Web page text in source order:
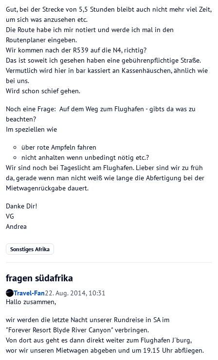
Gut, bei der Strecke von 5,5 Stunden bleibt auch nicht mehr viel Zeit,
um sich was anzusehen etc.
Die Route habe ich mir notiert und werde ich mal in den
Routenplaner eingeben.
Wir kommen nach der R539 auf die N4, richtig?
Das ist soweit ich gesehen haben eine gebührenpflichtige Straße.
Vermutlich wird hier in bar kassiert an Kassenhäuschen, ähnlich wie
bei uns.
Wird schon schief gehen.
Noch eine Frage: Auf dem Weg zum Flughafen - gibts da was zu
beachten?
Im speziellen wie
über rote Ampfeln fahren
nicht anhalten wenn unbedingt nötig etc.?
Wir sind noch bei Tageslicht am Flughafen. Lieber sind wir zu früh
da, gerade wenn man nicht weiß wie lange die Abfertigung bei der
Mietwagenrückgabe dauert.
Danke Dir!
VG
Andrea
Sonstiges Afrika
fragen südafrika
Travel-Fan22. Aug. 2014, 10:31
Hallo zusammen,
wir werden die letzte Nacht unserer Rundreise in SA im
"Forever Resort Blyde River Canyon" verbringen.
Von dort aus geht es dann direkt weiter zum Flughafen J´burg,
wor wir unseren Mietwagen abgeben und um 19.15 Uhr abfliegen.